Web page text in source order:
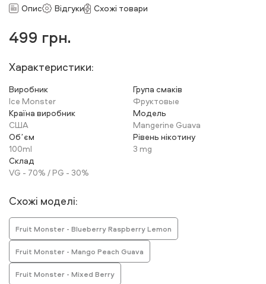
Опис
Відгуки Схожі товари
499 грн.
Характеристики:
Виробник
Ice Monster
Група смаків
Фруктовые
Країна виробник
США
Модель
Mangerine Guava
Обʼєм
100ml
Рівень нікотину
3 mg
Склад
VG - 70% / PG - 30%
Схожі моделі:
Fruit Monster - Blueberry Raspberry Lemon
Fruit Monster - Mango Peach Guava
Fruit Monster - Mixed Berry